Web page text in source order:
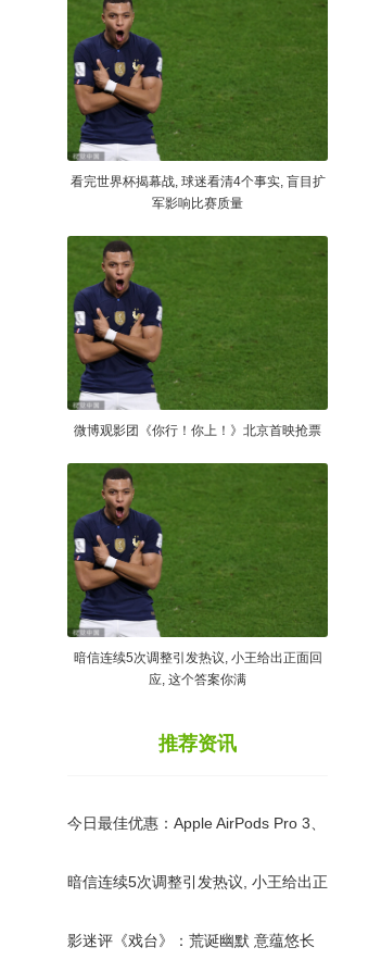
看完世界杯揭幕战, 球迷看清4个事实, 盲目扩
军影响比赛质量
微博观影团《你行！你上！》北京首映抢票
暗信连续5次调整引发热议, 小王给出正面回
应, 这个答案你满
推荐资讯
今日最佳优惠：Apple AirPods Pro 3、
暗信连续5次调整引发热议, 小王给出正
影迷评《戏台》：荒诞幽默 意蕴悠长